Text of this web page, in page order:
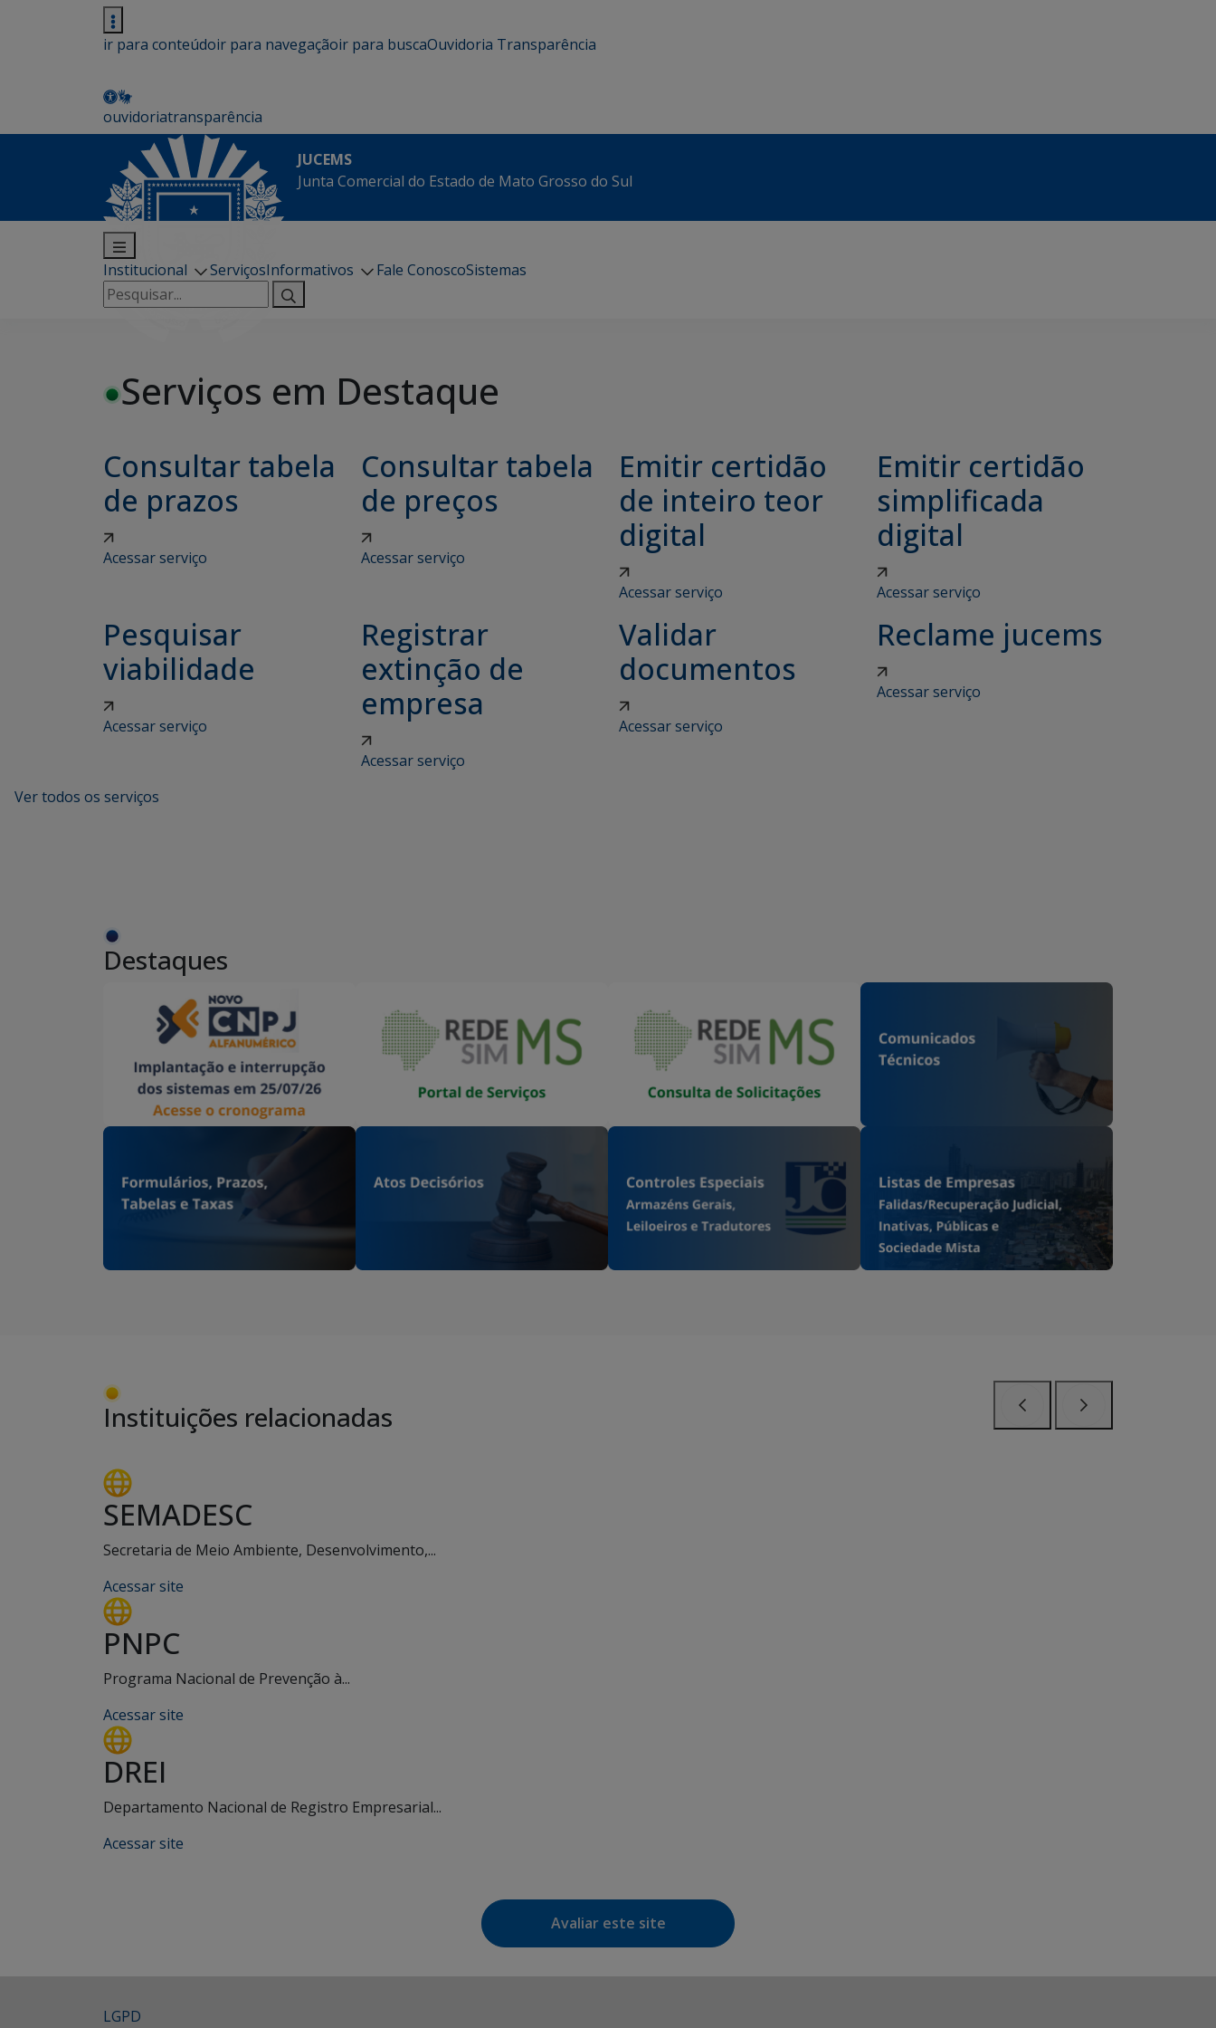
ir para conteúdoir para navegaçãoir para buscaOuvidoria Transparência
ouvidoriatransparência
JUCEMS
Junta Comercial do Estado de Mato Grosso do Sul
Institucional ServiçosInformativos Fale ConoscoSistemas
Pesquisar
por:
Serviços em Destaque
Consultar tabela
de prazos
Acessar serviço
Consultar tabela
de preços
Acessar serviço
Emitir certidão
de inteiro teor
digital
Acessar serviço
Emitir certidão
simplificada
digital
Acessar serviço
Pesquisar
viabilidade
Acessar serviço
Registrar
extinção de
empresa
Acessar serviço
Validar
documentos
Acessar serviço
Reclame jucems
Acessar serviço
Ver todos os serviços
Destaques
Instituições relacionadas
SEMADESC
Secretaria de Meio Ambiente, Desenvolvimento,...
Acessar site
PNPC
Programa Nacional de Prevenção à...
Acessar site
DREI
Departamento Nacional de Registro Empresarial...
Acessar site
Avaliar este site
LGPD